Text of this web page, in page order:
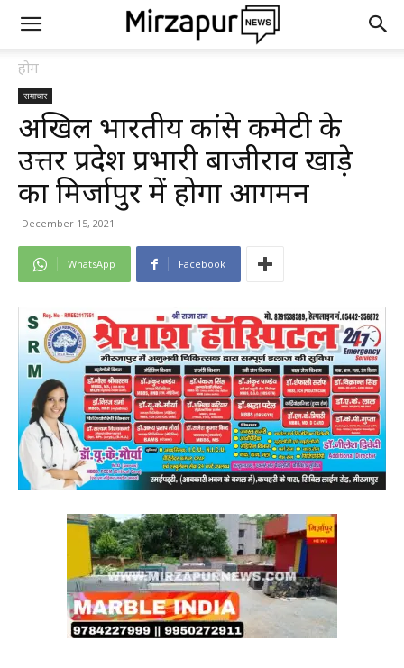
होम
समाचार
अखिल भारतीय कांग्रेस कमेटी के
उत्तर प्रदेश प्रभारी बाजीराव खाड़े
का मिर्जापुर में होगा आगमन
December 15, 2021
WhatsApp Facebook